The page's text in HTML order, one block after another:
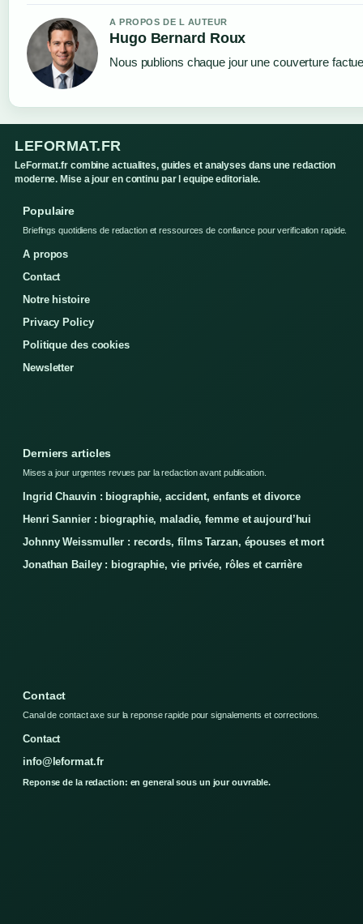
A PROPOS DE L AUTEUR
Hugo Bernard Roux
Nous publions chaque jour une couverture
LEFORMAT.FR
LeFormat.fr combine actualites, guides et analyses dans une redaction
moderne. Mise a jour en continu par l equipe editoriale.
Populaire
Briefings quotidiens de redaction et ressources de confiance pour verification rapide.
A propos
Contact
Notre histoire
Privacy Policy
Politique des cookies
Newsletter
Derniers articles
Mises a jour urgentes revues par la redaction avant publication.
Ingrid Chauvin : biographie, accident, enfants et divorce
Henri Sannier : biographie, maladie, femme et aujourd’hui
Johnny Weissmuller : records, films Tarzan, épouses et mort
Jonathan Bailey : biographie, vie privée, rôles et carrière
Contact
Canal de contact axe sur la reponse rapide pour signalements et corrections.
Contact
info@leformat.fr
Reponse de la redaction: en general sous un jour ouvrable.